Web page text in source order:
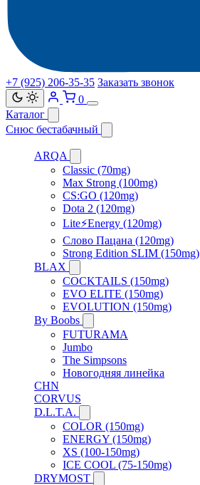
+7 (925) 206‑35‑35 Заказать звонок
0
Каталог
Снюс бестабачный
ARQA
Classic (70mg)
Max Strong (100mg)
CS:GO (120mg)
Dota 2 (120mg)
Lite⚡Energy (120mg)
Слово Пацана (120mg)
Strong Edition SLIM (150mg)
BLAX
COCKTAILS (150mg)
EVO ELITE (150mg)
EVOLUTION (150mg)
By Boobs
FUTURAMA
Jumbo
The Simpsons
Новогодняя линейка
CHN
CORVUS
D.L.T.A.
COLOR (150mg)
ENERGY (150mg)
XS (100-150mg)
ICE COOL (75-150mg)
DRYMOST